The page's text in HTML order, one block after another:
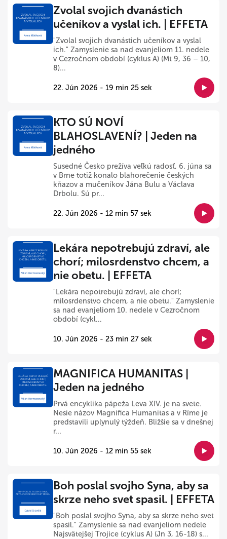
Zvolal svojich dvanástich
učeníkov a vyslal ich. | EFFETA
"Zvolal svojich dvanástich učeníkov a vyslal
ich." Zamyslenie sa nad evanjeliom 11. nedele
v Cezročnom období (cyklus A) (Mt 9, 36 – 10,
8)...
22. Jún 2026 - 19 min 25 sek
KTO SÚ NOVÍ
BLAHOSLAVENÍ? | Jeden na
jedného
Susedné Česko prežíva veľkú radosť, 6. júna sa
v Brne totiž konalo blahorečenie českých
kňazov a mučeníkov Jána Bulu a Václava
Drbolu. Sú pr...
22. Jún 2026 - 12 min 57 sek
Lekára nepotrebujú zdraví, ale
chorí; milosrdenstvo chcem, a
nie obetu. | EFFETA
"Lekára nepotrebujú zdraví, ale chorí;
milosrdenstvo chcem, a nie obetu." Zamyslenie
sa nad evanjeliom 10. nedele v Cezročnom
období (cykl...
10. Jún 2026 - 23 min 27 sek
MAGNIFICA HUMANITAS |
Jeden na jedného
Prvá encyklika pápeža Leva XIV. je na svete.
Nesie názov Magnifica Humanitas a v Ríme je
predstavili uplynulý týždeň. Bližšie sa v dnešnej
r...
10. Jún 2026 - 12 min 55 sek
Boh poslal svojho Syna, aby sa
skrze neho svet spasil. | EFFETA
"Boh poslal svojho Syna, aby sa skrze neho svet
spasil." Zamyslenie sa nad evanjeliom nedele
Najsvätejšej Trojice (cyklus A) (Jn 3, 16-18) s...